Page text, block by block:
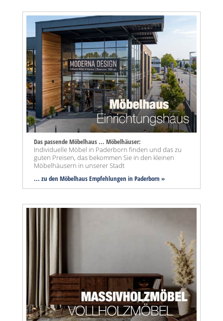
Das passende Möbelhaus ... Möbelhäuser:
Individuelle Möbel in Paderborn finden und das zu
guten Preisen, das bekommen Sie in den kleinen
Möbelhäusern in unserer Stadt
... zu den Möbelhaus Empfehlungen in Paderborn »